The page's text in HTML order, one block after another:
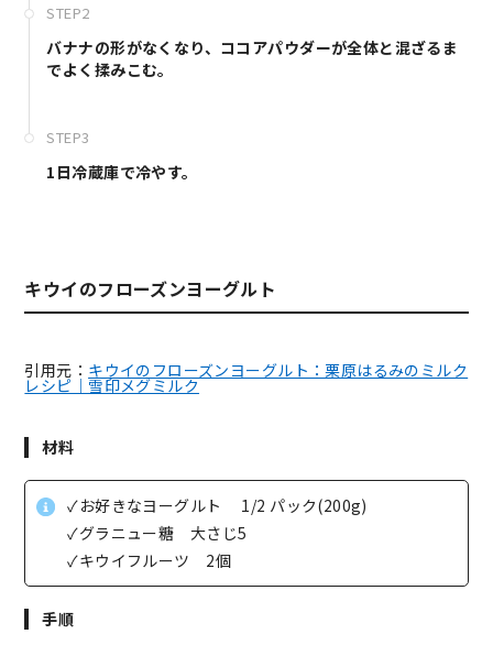
STEP2
バナナの形がなくなり、ココアパウダーが全体と混ざるま
でよく揉みこむ。
STEP3
1日冷蔵庫で冷やす。
キウイのフローズンヨーグルト
引用元： キウイのフローズンヨーグルト：栗原はるみのミルク
レシピ｜雪印メグミルク
材料
✓お好きなヨーグルト 1/2 パック(200g)
✓グラニュー糖 大さじ5
✓キウイフルーツ 2個
手順